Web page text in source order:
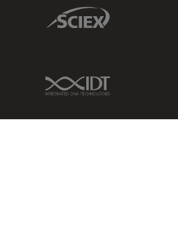
Sciex Link
IDT Link